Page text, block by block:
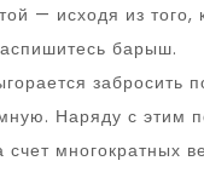
— исходя из
барыш.
забросить
Наряду с этим
многократных